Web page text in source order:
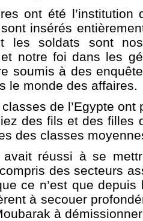
ont été
insérés
les soldats sont
notre foi dans les
soumis à des
le monde des affaires.
de l’Egypte
des fils et des filles
des classes
avait réussi à se
des secteurs
ce n’est que
à secouer
à